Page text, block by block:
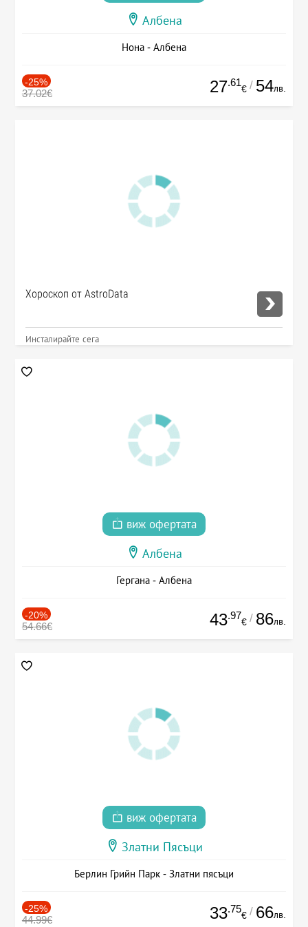
Албена
Нона - Албена
-25%
37.02€ 27.61
€ / 54лв.
Хороскоп от AstroData
Инсталирайте сега
виж офертата
Албена
Гергана - Албена
-20%
54.66€ 43.97
€ / 86лв.
виж офертата
Златни Пясъци
Берлин Грийн Парк - Златни пясъци
-25%
44.99€ 33.75
€ / 66лв.